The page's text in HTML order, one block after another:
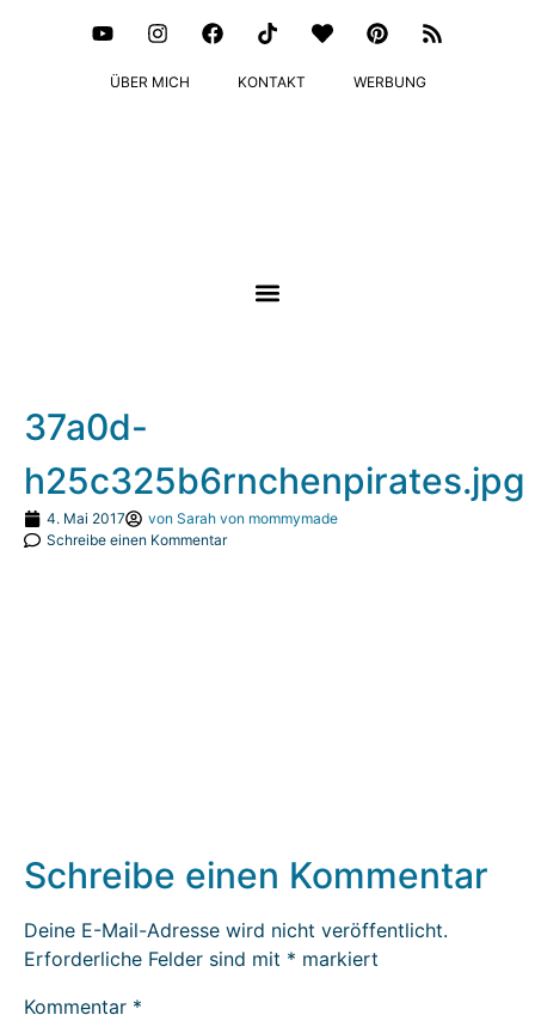
ÜBER MICH KONTAKT WERBUNG
37a0d-
h25c325b6rnchenpirates.jpg
4. Mai 2017 von Sarah von mommymade
Schreibe einen Kommentar
Schreibe einen Kommentar
Deine E-Mail-Adresse wird nicht veröffentlicht.
Erforderliche Felder sind mit * markiert
Kommentar *